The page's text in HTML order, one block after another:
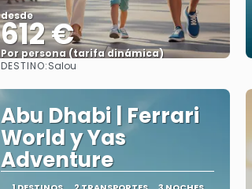
desde
612 €
Por persona (tarifa dinámica)
DESTINO:Salou
Abu Dhabi | Ferrari
World y Yas
Adventure